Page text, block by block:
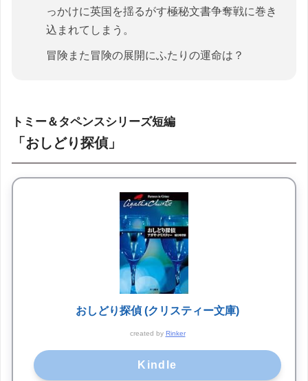
っかけに英国を揺るがす極秘文書争奪戦に巻き
込まれてしまう。
冒険また冒険の展開にふたりの運命は？
トミー＆タペンスシリーズ短編
「おしどり探偵」
おしどり探偵 (クリスティー文庫)
created by Rinker
Kindle